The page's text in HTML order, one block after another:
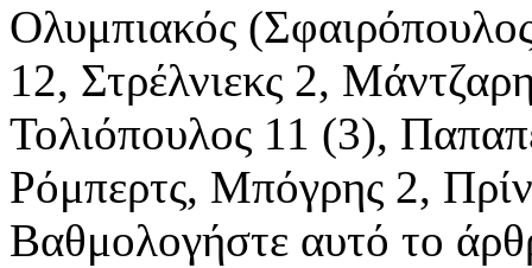
Ολυμπιακός
12, Στρέλνιεκς 2,
Τολιόπουλος 11 (3),
Ρόμπερτς, Μπόγρης 2,
Βαθμολογήστε αυτό το